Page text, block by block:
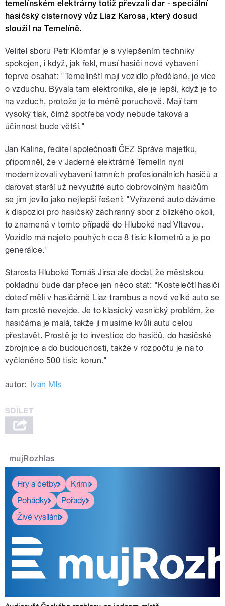
temelínském elektrárny totiž převzali dar - speciální
hasičský cisternový vůz Liaz Karosa, který dosud
sloužil na Temelíně.
Velitel sboru Petr Klomfar je s vylepšením techniky
spokojen, i když, jak řekl, musí hasiči nové vybavení
teprve osahat: "Temelínští mají vozidlo předělané, je více
o vzduchu. Bývala tam elektronika, ale je lepší, když je to
na vzduch, protože je to méně poruchově. Mají tam
vysoký tlak, čímž spotřeba vody nebude taková a
účinnost bude větší."
Jan Kalina, ředitel společnosti ČEZ Správa majetku,
připomněl, že v Jaderné elektrárně Temelín nyní
modernizovali vybavení tamních profesionálních hasičů a
darovat starší už nevyužité auto dobrovolným hasičům
se jim jevilo jako nejlepší řešení: "Vyřazené auto dáváme
k dispozici pro hasičský záchranný sbor z blízkého okolí,
to znamená v tomto případě do Hluboké nad Vltavou.
Vozidlo má najeto pouhých cca 8 tisíc kilometrů a je po
generálce."
Starosta Hluboké Tomáš Jirsa ale dodal, že městskou
pokladnu bude dar přece jen něco stát: "Kostelečtí hasiči
doteď měli v hasičárně Liaz trambus a nové velké auto se
tam prostě nevejde. Je to klasický vesnický problém, že
hasičárna je malá, takže jí musíme kvůli autu celou
přestavět. Prostě je to investice do hasičů, do hasičské
zbrojnice a do budoucnosti, takže v rozpočtu je na to
vyčleněno 500 tisíc korun."
autor: Ivan Mls
mujRozhlas
Hry a četby
Krimi
Pohádky
Pořady
Živé vysílání